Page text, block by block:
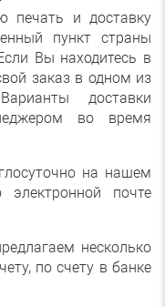
печать и доставку
пункт страны
Вы находитесь в
заказ в одном из
доставки
во время
на нашем
электронной почте
несколько
по счету в банке